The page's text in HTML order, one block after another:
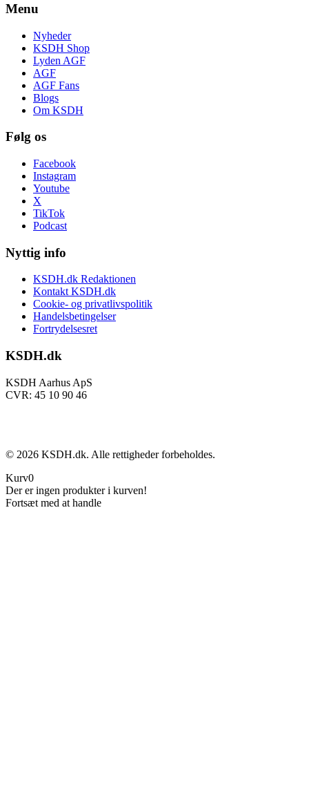
Menu
Nyheder
KSDH Shop
Lyden AGF
AGF
AGF Fans
Blogs
Om KSDH
Følg os
Facebook
Instagram
Youtube
X
TikTok
Podcast
Nyttig info
KSDH.dk Redaktionen
Kontakt KSDH.dk
Cookie- og privatlivspolitik
Handelsbetingelser
Fortrydelsesret
KSDH.dk
KSDH Aarhus ApS
CVR: 45 10 90 46
© 2026 KSDH.dk. Alle rettigheder forbeholdes.
Kurv0
Der er ingen produkter i kurven!
Fortsæt med at handle